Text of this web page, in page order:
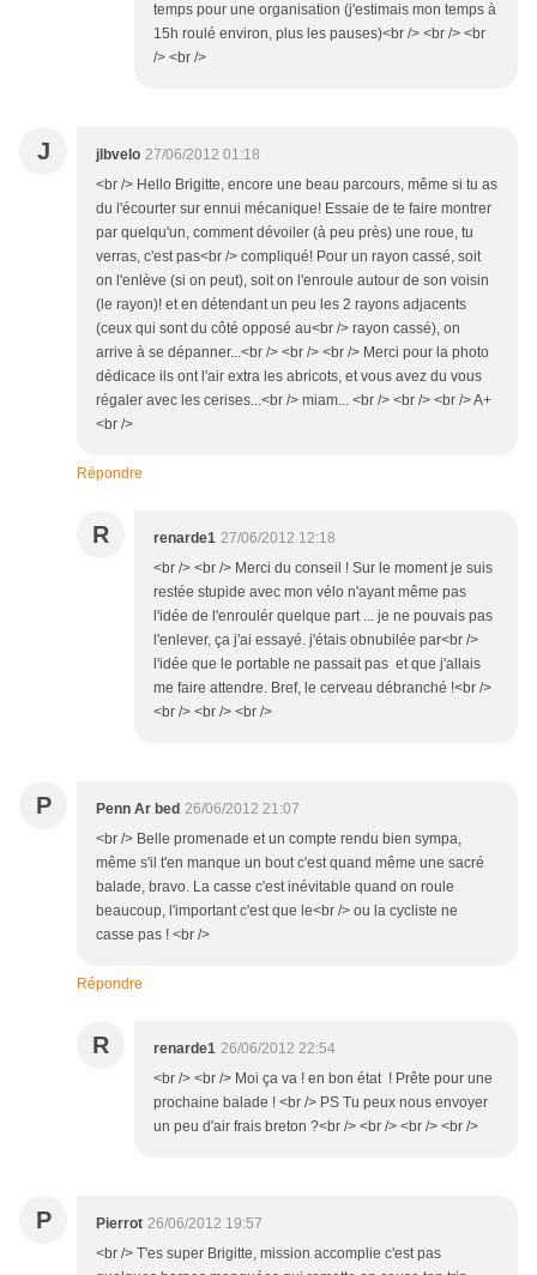
temps pour une organisation (j'estimais mon temps à
15h roulé environ, plus les pauses)<br /> <br /> <br
/> <br />
J jlbvelo 27/06/2012 01:18
<br /> Hello Brigitte, encore une beau parcours, même si tu as
du l'écourter sur ennui mécanique! Essaie de te faire montrer
par quelqu'un, comment dévoiler (à peu près) une roue, tu
verras, c'est pas<br /> compliqué! Pour un rayon cassé, soit
on l'enlève (si on peut), soit on l'enroule autour de son voisin
(le rayon)! et en détendant un peu les 2 rayons adjacents
(ceux qui sont du côté opposé au<br /> rayon cassé), on
arrive à se dépanner...<br /> <br /> <br /> Merci pour la photo
dédicace ils ont l'air extra les abricots, et vous avez du vous
régaler avec les cerises...<br /> miam... <br /> <br /> <br /> A+
<br />
Répondre
R renarde1 27/06/2012 12:18
<br /> <br /> Merci du conseil ! Sur le moment je suis
restée stupide avec mon vélo n'ayant même pas
l'idée de l'enroulér quelque part ... je ne pouvais pas
l'enlever, ça j'ai essayé. j'étais obnubilée par<br />
l'idée que le portable ne passait pas et que j'allais
me faire attendre. Bref, le cerveau débranché !<br />
<br /> <br /> <br />
P Penn Ar bed 26/06/2012 21:07
<br /> Belle promenade et un compte rendu bien sympa,
même s'il t'en manque un bout c'est quand même une sacré
balade, bravo. La casse c'est inévitable quand on roule
beaucoup, l'important c'est que le<br /> ou la cycliste ne
casse pas ! <br />
Répondre
R renarde1 26/06/2012 22:54
<br /> <br /> Moi ça va ! en bon état ! Prête pour une
prochaine balade ! <br /> PS Tu peux nous envoyer
un peu d'air frais breton ?<br /> <br /> <br /> <br />
P Pierrot 26/06/2012 19:57
<br /> T'es super Brigitte, mission accomplie c'est pas